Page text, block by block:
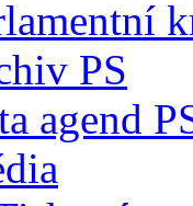
PS
agend